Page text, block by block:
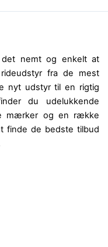
det nemt og enkelt at
fra de mest
nyt udstyr til en rigtig
du udelukkende
mærker og en række
finde de bedste tilbud